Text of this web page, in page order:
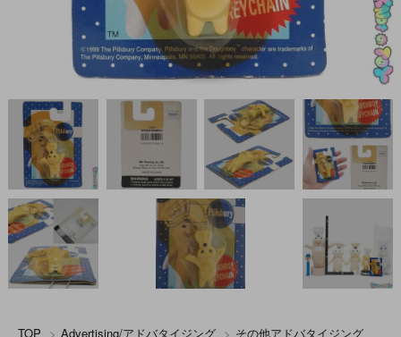
TOP > Advertising/アドバタイジング > その他アドバタイジング